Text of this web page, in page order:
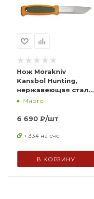
Нож Morakniv
Kansbol Hunting,
нержавеющая сталь,
14236
Много
6 690 ₽/шт
+ 334 на счет
В КОРЗИНУ